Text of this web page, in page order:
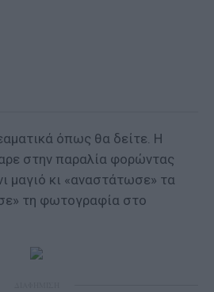
όπως θα δείτε. Η
στην παραλία φορώντας
μαγιό κι «αναστάτωσε» τα
τη φωτογραφία στο